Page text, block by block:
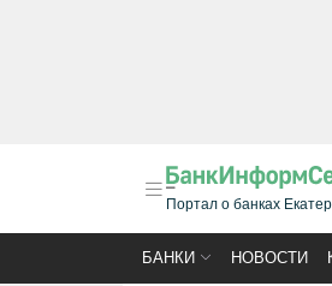
Портал о банках
БАНКИ НОВОСТИ